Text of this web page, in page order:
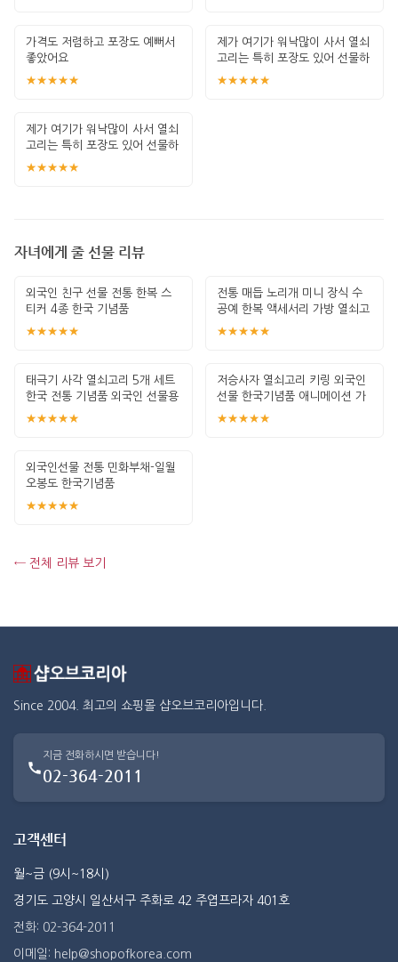
가격도 저렴하고 포장도 예뻐서
좋았어요
★★★★★
제가 여기가 워낙많이 사서 열쇠
고리는 특히 포장도 있어 선물하
기 좋고 퀄
★★★★★
제가 여기가 워낙많이 사서 열쇠
고리는 특히 포장도 있어 선물하
기 좋고 퀄
★★★★★
자녀에게 줄 선물 리뷰
외국인 친구 선물 전통 한복 스
티커 4종 한국 기념품
★★★★★
전통 매듭 노리개 미니 장식 수
공예 한복 액세서리 가방 열쇠고
리 인테리어
★★★★★
태극기 사각 열쇠고리 5개 세트
한국 전통 기념품 외국인 선물용
단체 답
★★★★★
저승사자 열쇠고리 키링 외국인
선물 한국기념품 애니메이션 가
방꾸미기
★★★★★
외국인선물 전통 민화부채-일월
오봉도 한국기념품
★★★★★
← 전체 리뷰 보기
Since 2004. 최고의 쇼핑몰 샵오브코리아입니다.
지금 전화하시면 받습니다!
02-364-2011
고객센터
월~금 (9시~18시)
경기도 고양시 일산서구 주화로 42 주엽프라자 401호
전화: 02-364-2011
이메일: help@shopofkorea.com